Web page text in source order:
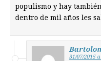
populismo y hay
dentro de mil años les
31/07/2015